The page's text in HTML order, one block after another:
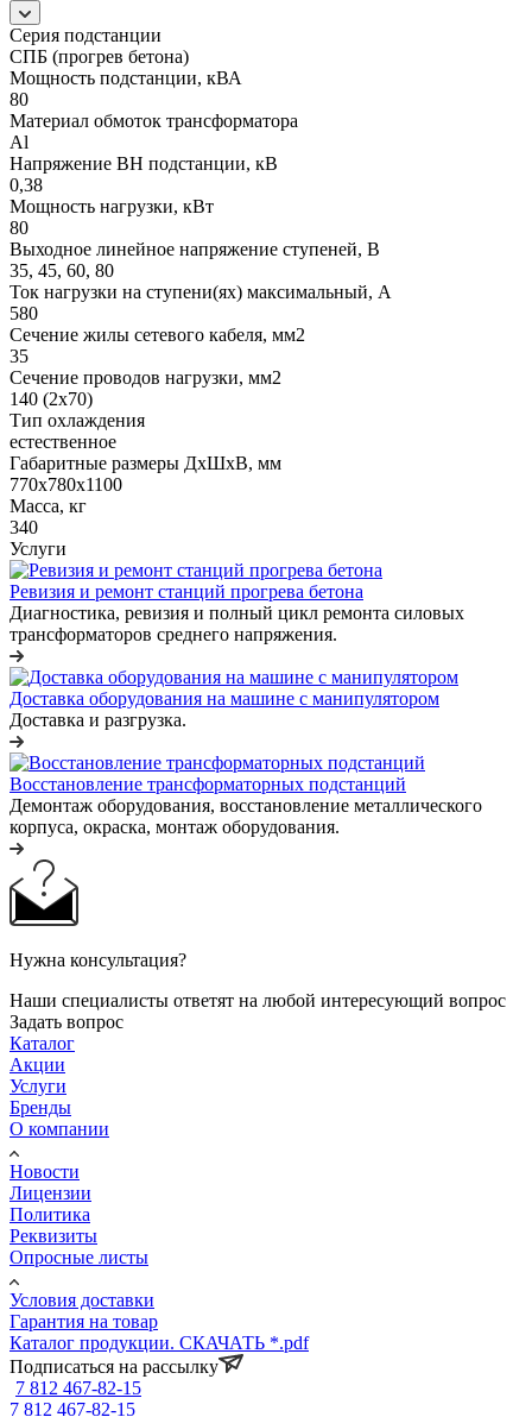
Серия подстанции
СПБ (прогрев бетона)
Мощность подстанции, кВА
80
Материал обмоток трансформатора
Al
Напряжение ВН подстанции, кВ
0,38
Мощность нагрузки, кВт
80
Выходное линейное напряжение ступеней, В
35, 45, 60, 80
Ток нагрузки на ступени(ях) максимальный, А
580
Сечение жилы сетевого кабеля, мм2
35
Сечение проводов нагрузки, мм2
140 (2x70)
Тип охлаждения
естественное
Габаритные размеры ДхШхВ, мм
770x780x1100
Масса, кг
340
Услуги
Ревизия и ремонт станций прогрева бетона
Диагностика, ревизия и полный цикл ремонта силовых
трансформаторов среднего напряжения.
Доставка оборудования на машине с манипулятором
Доставка и разгрузка.
Восстановление трансформаторных подстанций
Демонтаж оборудования, восстановление металлического
корпуса, окраска, монтаж оборудования.
Нужна консультация?
Наши специалисты ответят на любой интересующий вопрос
Задать вопрос
Каталог
Акции
Услуги
Бренды
О компании
Новости
Лицензии
Политика
Реквизиты
Опросные листы
Условия доставки
Гарантия на товар
Каталог продукции. СКАЧАТЬ *.pdf
Подписаться на рассылку
7 812 467-82-15
7 812 467-82-15